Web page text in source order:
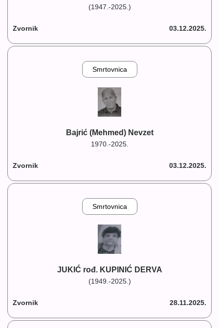
(1947.-2025.)
Zvornik 03.12.2025.
Smrtovnica
Bajrić (Mehmed) Nevzet
1970.-2025.
Zvornik 03.12.2025.
Smrtovnica
JUKIĆ rođ. KUPINIĆ DERVA
(1949.-2025.)
Zvornik 28.11.2025.